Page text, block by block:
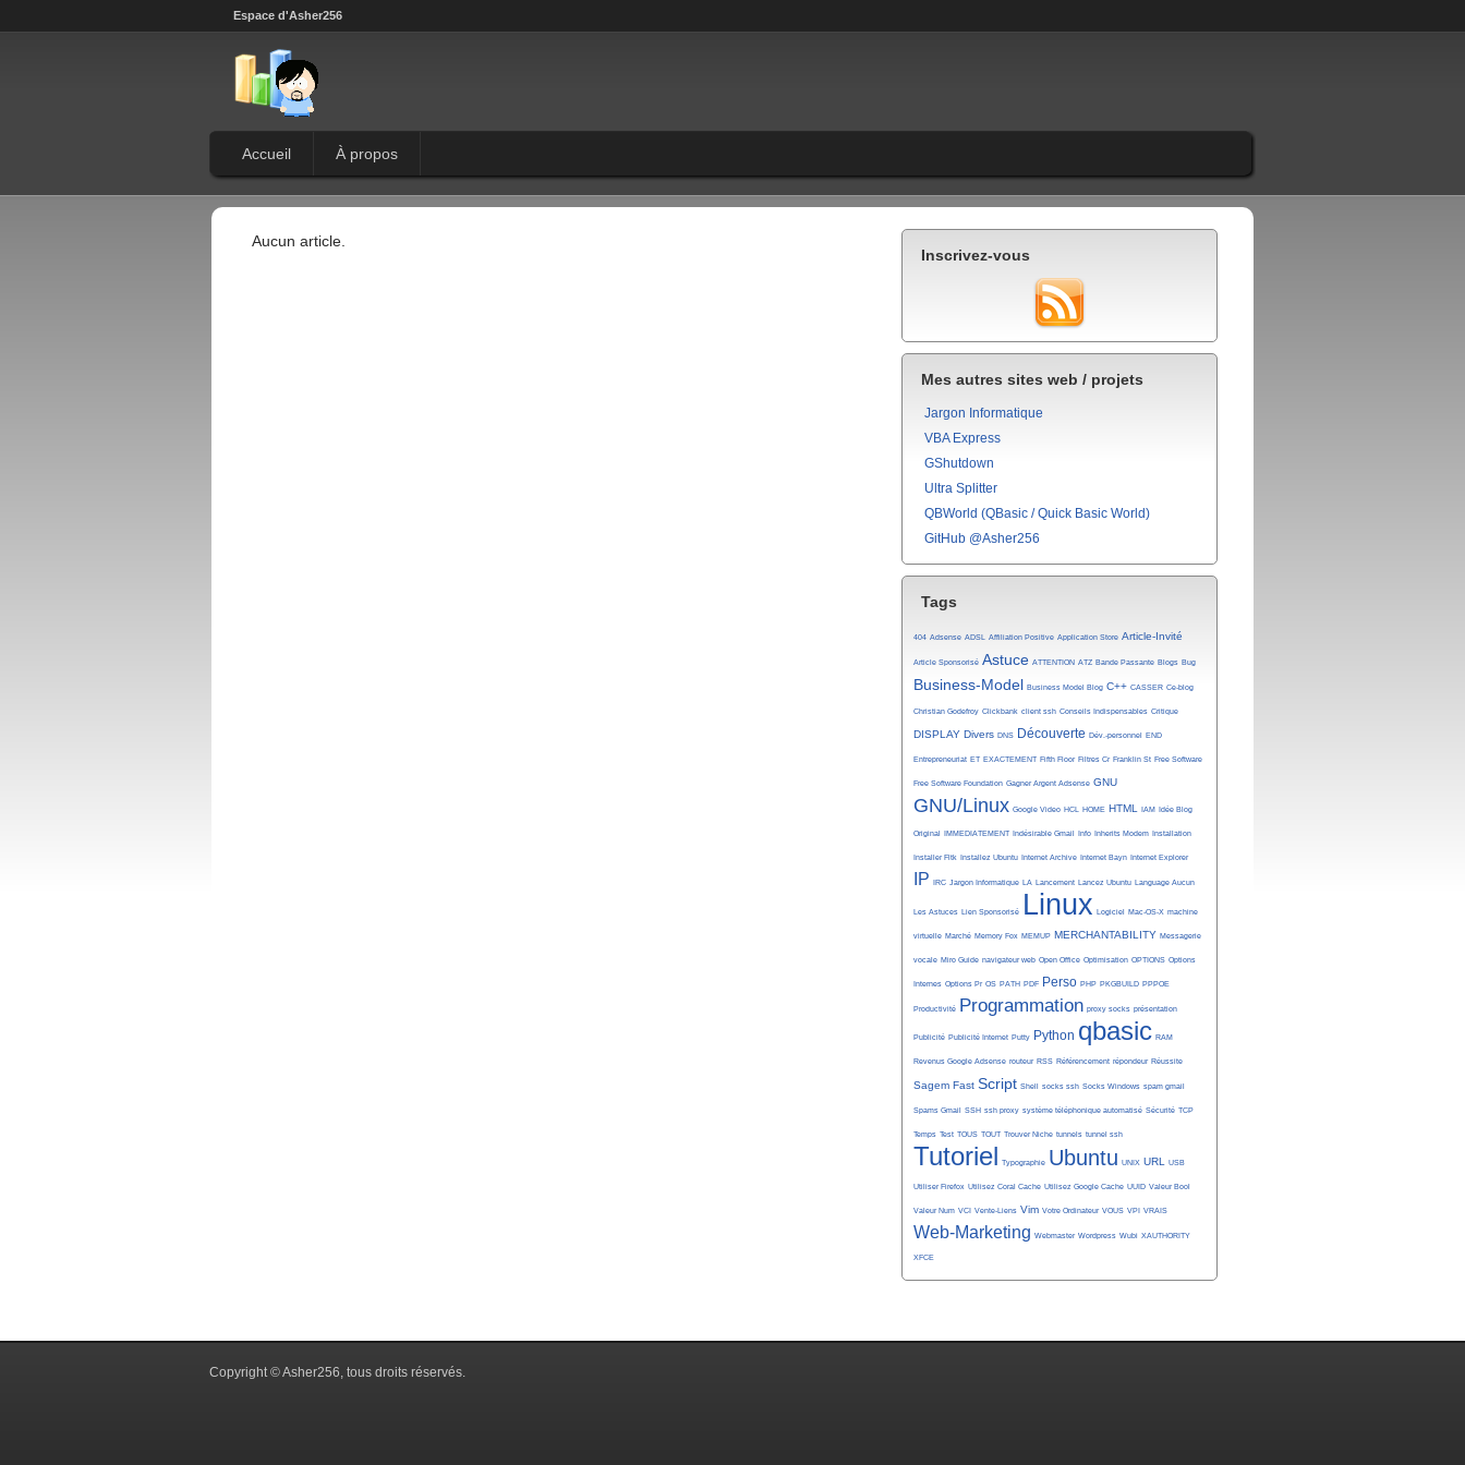
Espace d'Asher256
Accueil À propos
Aucun article.
Inscrivez-vous
Mes autres sites web / projets
Jargon Informatique
VBA Express
GShutdown
Ultra Splitter
QBWorld (QBasic / Quick Basic World)
GitHub @Asher256
Tags
404 Adsense ADSL Affiliation Positive Application Store Article-Invité
Article Sponsorisé Astuce ATTENTION ATZ Bande Passante Blogs Bug
Business-Model Business Model Blog C++ CASSER Ce-blog
Christian Godefroy Clickbank client ssh Conseils Indispensables Critique
DISPLAY Divers DNS Découverte Dév.-personnel END
Entrepreneuriat ET EXACTEMENT Fifth Floor Filtres Cr Franklin St Free Software
Free Software Foundation Gagner Argent Adsense GNU
GNU/Linux Google Video HCL HOME HTML IAM Idée Blog
Original IMMEDIATEMENT Indésirable Gmail Info Inherits Modem Installation
Installer Fltk Installez Ubuntu Internet Archive Internet Bayn Internet Explorer
IP IRC Jargon Informatique LA Lancement Lancez Ubuntu Language Aucun
Les Astuces Lien Sponsorisé Linux Logiciel Mac-OS-X machine
virtuelle Marché Memory Fox MEMUP MERCHANTABILITY Messagerie
vocale Miro Guide navigateur web Open Office Optimisation OPTIONS Options
Internes Options Pr OS PATH PDF Perso PHP PKGBUILD PPPOE
Productivité Programmation proxy socks présentation
Publicité Publicité Internet Putty Python qbasic RAM
Revenus Google Adsense routeur RSS Référencement répondeur Réussite
Sagem Fast Script Shell socks ssh Socks Windows spam gmail
Spams Gmail SSH ssh proxy système téléphonique automatisé Sécurité TCP
Temps Test TOUS TOUT Trouver Niche tunnels tunnel ssh
Tutoriel Typographie Ubuntu UNIX URL USB
Utiliser Firefox Utilisez Coral Cache Utilisez Google Cache UUID Valeur Bool
Valeur Num VCI Vente-Liens Vim Votre Ordinateur VOUS VPI VRAIS
Web-Marketing Webmaster Wordpress Wubi XAUTHORITY
XFCE
Copyright © Asher256, tous droits réservés.